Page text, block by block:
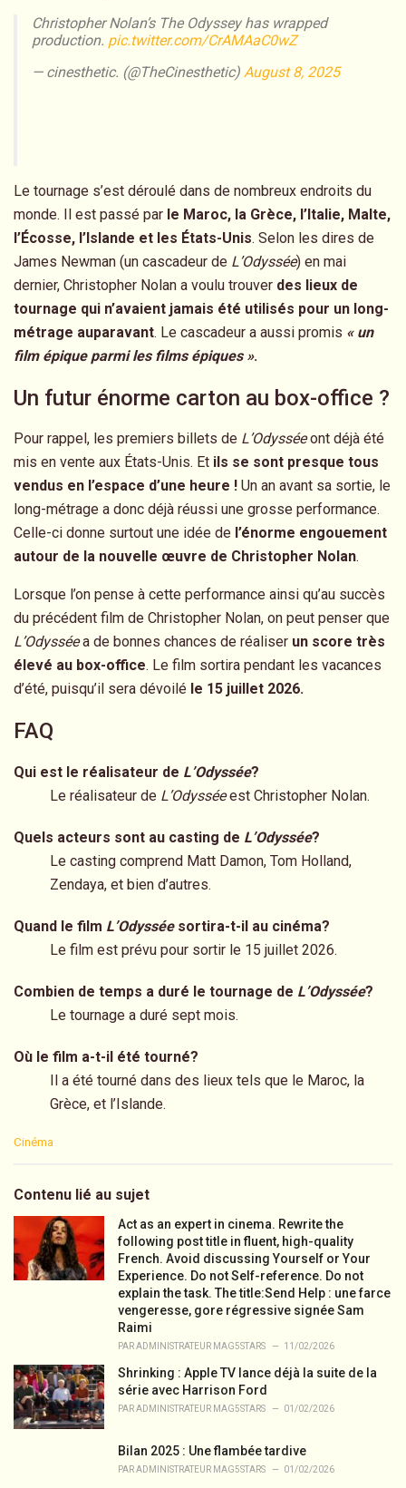
Christopher Nolan’s The Odyssey has wrapped
production. pic.twitter.com/CrAMAaC0wZ
— cinesthetic. (@TheCinesthetic) August 8, 2025
Le tournage s’est déroulé dans de nombreux endroits du
monde. Il est passé par le Maroc, la Grèce, l’Italie, Malte,
l’Écosse, l’Islande et les États-Unis. Selon les dires de
James Newman (un cascadeur de L’Odyssée) en mai
dernier, Christopher Nolan a voulu trouver des lieux de
tournage qui n’avaient jamais été utilisés pour un long-
métrage auparavant. Le cascadeur a aussi promis « un
film épique parmi les films épiques ».
Un futur énorme carton au box-office ?
Pour rappel, les premiers billets de L’Odysséeont déjà été
mis en vente aux États-Unis. Et ils se sont presque tous
vendus en l’espace d’une heure ! Un an avant sa sortie, le
long-métrage a donc déjà réussi une grosse performance.
Celle-ci donne surtout une idée de l’énorme engouement
autour de la nouvelle œuvre de Christopher Nolan.
Lorsque l’on pense à cette performance ainsi qu’au succès
du précédent film de Christopher Nolan, on peut penser que
L’Odysséea de bonnes chances de réaliser un score très
élevé au box-office. Le film sortira pendant les vacances
d’été, puisqu’il sera dévoilé le 15 juillet 2026.
FAQ
Qui est le réalisateur de L’Odyssée?
Le réalisateur de L’Odysséeest Christopher Nolan.
Quels acteurs sont au casting de L’Odyssée?
Le casting comprend Matt Damon, Tom Holland,
Zendaya, et bien d’autres.
Quand le film L’Odysséesortira-t-il au cinéma?
Le film est prévu pour sortir le 15 juillet 2026.
Combien de temps a duré le tournage de L’Odyssée?
Le tournage a duré sept mois.
Où le film a-t-il été tourné?
Il a été tourné dans des lieux tels que le Maroc, la
Grèce, et l’Islande.
C
e
r
i
e
Cinéma
Contenu lié au sujet
Act as an expert in cinema. Rewrite the
following post title in fluent, high-quality
French. Avoid discussing Yourself or Your
Experience. Do not Self-reference. Do not
explain the task. The title:Send Help : une farce
vengeresse, gore régressive signée Sam
Raimi
PARADMINISTRATEUR MAG5STARS 11/02/2026
Shrinking : Apple TV lance déjà la suite de la
série avec Harrison Ford
PARADMINISTRATEUR MAG5STARS 01/02/2026
Bilan 2025 : Une flambée tardive
PARADMINISTRATEUR MAG5STARS 01/02/2026